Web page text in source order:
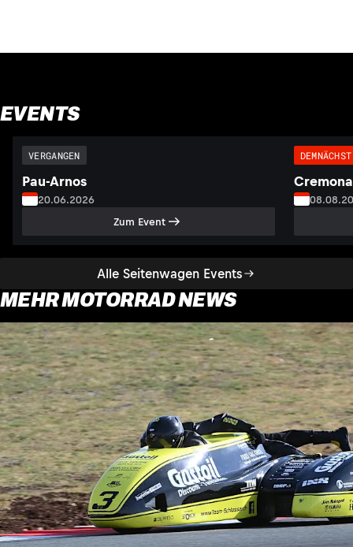
EVENTS
Alle Seitenwagen Events
VERGANGEN
Pau-Arnos
20.06.2026
Zum Event
DEMNÄCHST
Cremona
MEHR MOTORRAD NEWS